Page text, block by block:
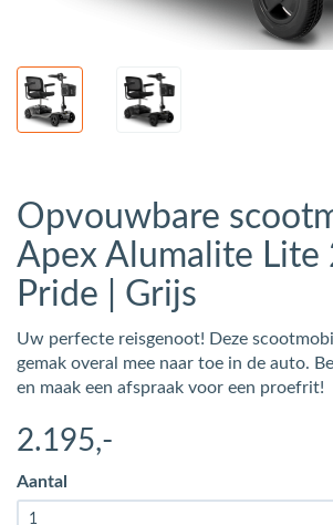
Opvouwbare
Apex Alumalite Lite
Pride | Grijs
Uw perfecte reisgenoot! Deze
gemak overal mee naar toe in de auto.
en maak een afspraak voor een proefrit!
2.195,-
Aantal